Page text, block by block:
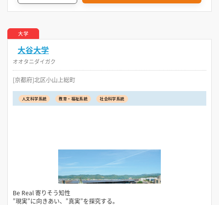
大学
大谷大学
オオタニダイガク
[京都府]北区小山上総町
人文科学系統 教育・福祉系統 社会科学系統
Be Real 寄りそう知性
”現実”に向きあい、”真実”を探究する。